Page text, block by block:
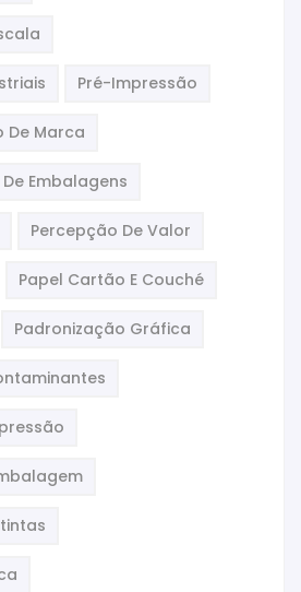
Pré-Impressão
De Marca
Embalagens
Percepção De Valor
Papel Cartão E Couché
Padronização Gráfica